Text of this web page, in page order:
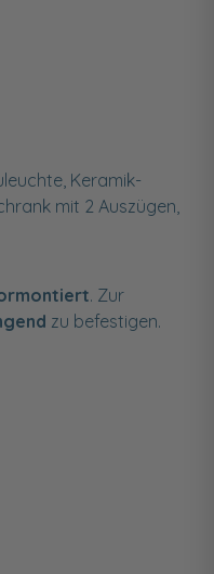
Keramik-
mit 2 Auszügen,
. Zur
zu befestigen.